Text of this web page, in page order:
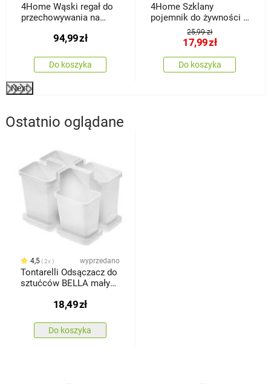
4Home Wąski regał do
przechowywania na
94,99zł
Do koszyka
4Home Szklany
pojemnik do żywności z
wiekiem Bamboo, 170
25,99 zł
17,99zł
Do koszyka
Next
Ostatnio oglądane
4,5 2x wyprzedano
Tontarelli Odsączacz do
sztućców BELLA mały
18,49zł
Do koszyka